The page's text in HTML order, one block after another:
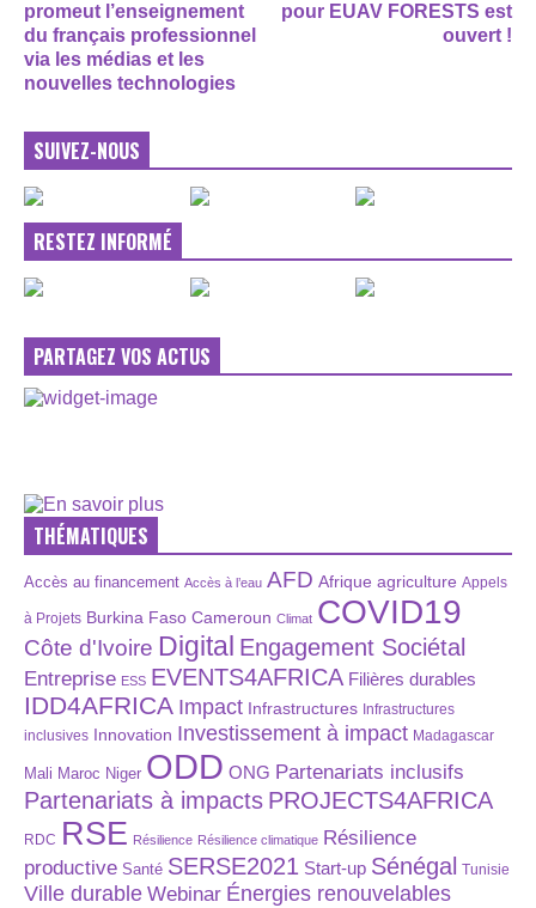
promeut l’enseignement
du français professionnel
via les médias et les
nouvelles technologies
pour EUAV FORESTS est
ouvert !
SUIVEZ-NOUS
RESTEZ INFORMÉ
PARTAGEZ VOS ACTUS
THÉMATIQUES
Accès au financement Accès à l’eau AFD Afrique agriculture Appels
à Projets Burkina Faso Cameroun Climat COVID19
Côte d'Ivoire Digital Engagement Sociétal
Entreprise ESS EVENTS4AFRICA Filières durables
IDD4AFRICA Impact Infrastructures Infrastructures
inclusives Innovation Investissement à impact Madagascar
Mali Maroc Niger ODD ONG Partenariats inclusifs
Partenariats à impacts PROJECTS4AFRICA
RDC RSE Résilience Résilience climatique Résilience
productive Santé SERSE2021 Start-up Sénégal Tunisie
Ville durable Webinar Énergies renouvelables